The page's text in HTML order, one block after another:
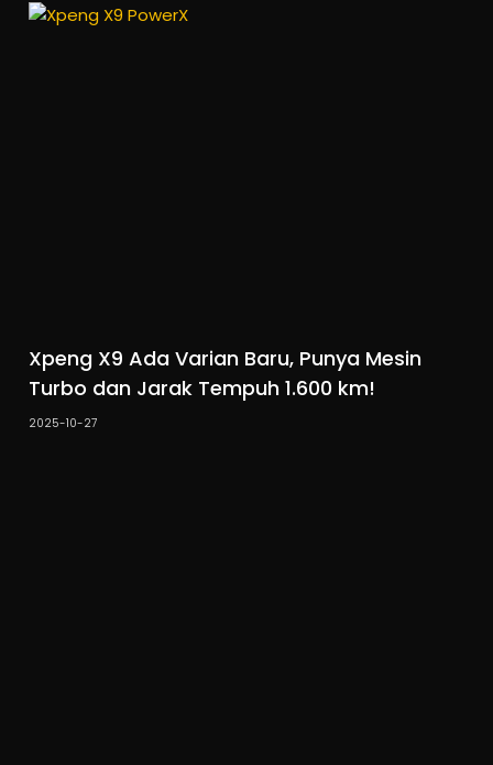
Xpeng X9 Ada Varian Baru, Punya Mesin
Turbo dan Jarak Tempuh 1.600 km!
2025-10-27